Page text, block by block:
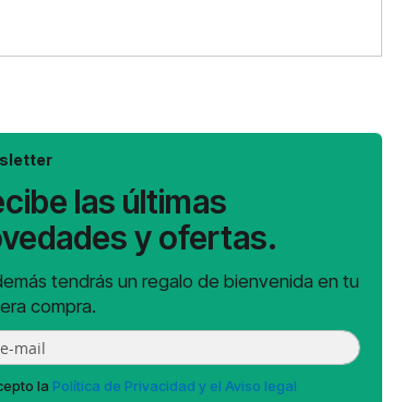
las últimas
y ofertas.
tendrás un regalo de bienvenida en tu
compra.
la Política de Privacidad y el Aviso legal